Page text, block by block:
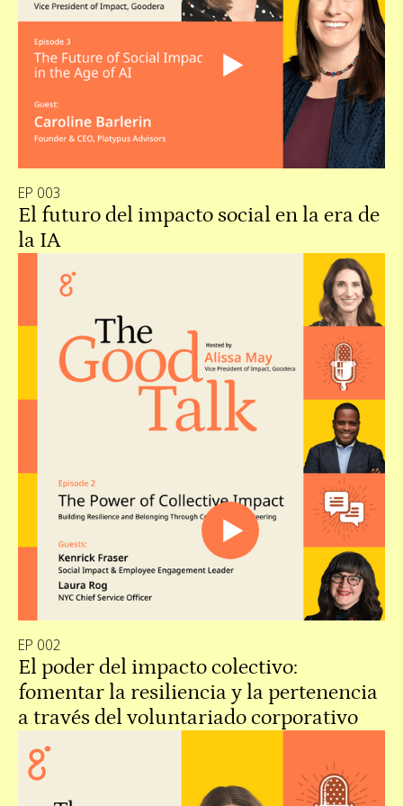
EP 003
El futuro del impacto social en la era de
la IA
EP 002
El poder del impacto colectivo:
fomentar la resiliencia y la pertenencia
a través del voluntariado corporativo